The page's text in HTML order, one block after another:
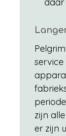
daar
service
zijn
er zijn